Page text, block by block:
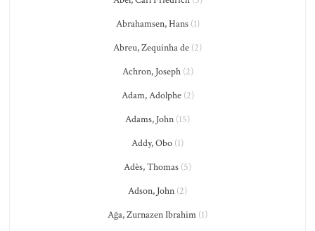
Abrahamsen, Hans(1)
Abreu, Zequinha de (2)
Achron, Joseph(2)
Adam, Adolphe(2)
Adams, John (15)
Addy, Obo (1)
Adès, Thomas (5)
Adson, John (2)
Ağa, Zurnazen Ibrahim (1)